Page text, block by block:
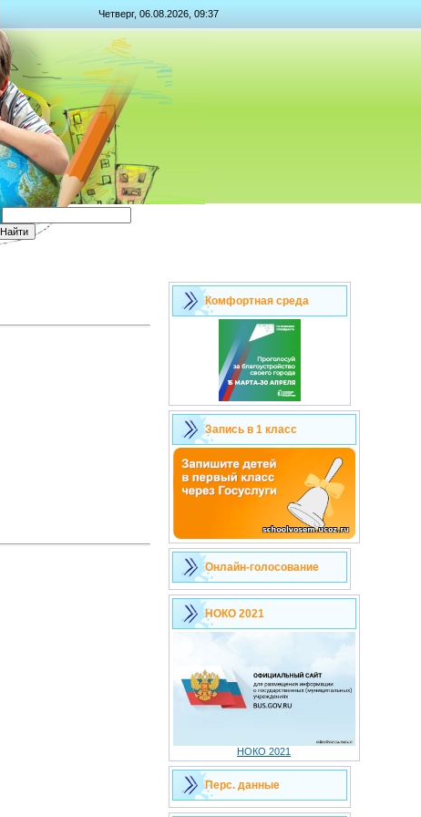
Четверг, 06.08.2026, 09:37
Комфортная среда
Запись в 1 класс
Онлайн-голосование
НОКО 2021
НОКО 2021
Перс. данные